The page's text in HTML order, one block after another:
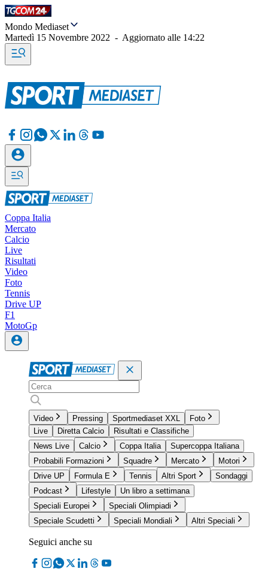
Mondo Mediaset
Martedì 15 Novembre 2022 - Aggiornato alle 14:22
Coppa Italia
Mercato
Calcio
Live
Risultati
Video
Foto
Tennis
Drive UP
F1
MotoGp
Video Pressing Sportmediaset XXL
Foto
Live
Diretta Calcio
Risultati e Classifiche
News Live
Calcio Coppa Italia
Supercoppa Italiana
Probabili Formazioni
Squadre Mercato
Motori
Drive UP
Formula E Tennis Altri Sport
Sondaggi
Podcast
Lifestyle
Un libro a settimana
Speciali Europei
Speciali Olimpiadi
Speciale Scudetti
Speciali Mondiali Altri Speciali
Seguici anche su